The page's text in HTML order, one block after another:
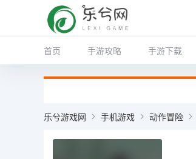
首页 手游攻略 手游下载
乐兮游戏网 手机游戏 动作冒险